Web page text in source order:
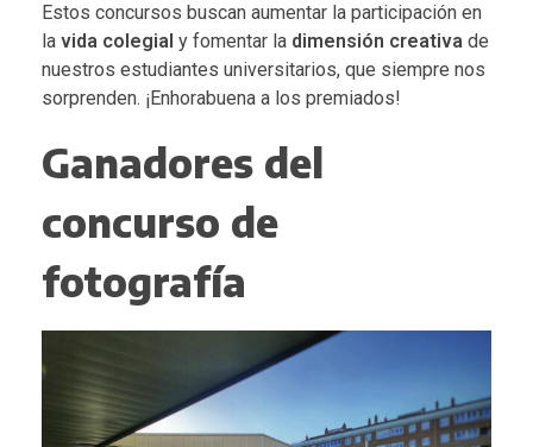
Estos concursos buscan aumentar la participación en
la vida colegial y fomentar la dimensión creativa de
nuestros estudiantes universitarios, que siempre nos
sorprenden. ¡Enhorabuena a los premiados!
Ganadores del
concurso de
fotografía